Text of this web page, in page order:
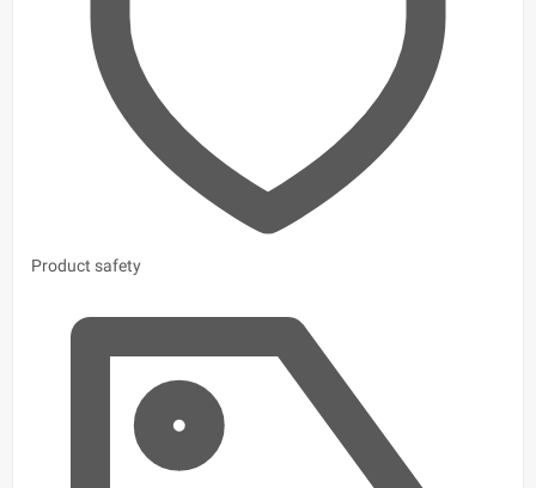
Product safety